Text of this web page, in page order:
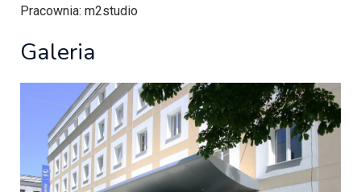
Pracownia: m2studio
Galeria